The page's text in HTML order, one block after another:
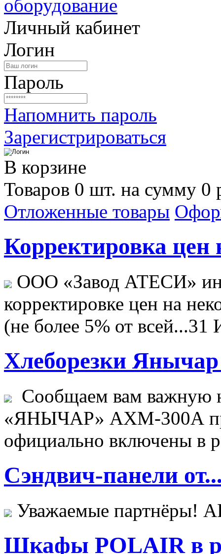
Личный кабинет
Логин
Пароль
Напомнить пароль
Зарегистрироваться
В корзине
Товаров 0 шт. на сумму 0
Отложенные товары
Корректировка цен
ООО «Завод АТЕСИ»
корректировке цен на
(не более 5% от всей...31
Хлеборезки Янычар
Сообщаем вам важную
«ЯНЫЧАР» АХМ-300А
официально включены в
Сэндвич-панели
Уважаемые
Шкафы POLAIR в